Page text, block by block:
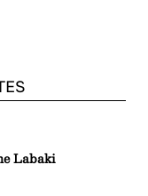
Labaki